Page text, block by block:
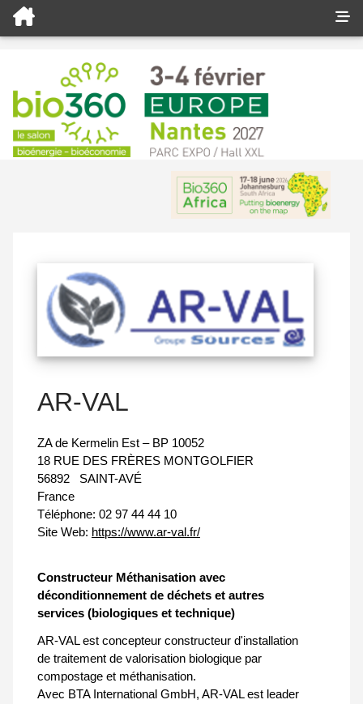
AR-VAL
ZA de Kermelin Est – BP 10052
18 RUE DES FRÈRES MONTGOLFIER
56892
SAINT-AVÉ
France
Téléphone: 02 97 44 44 10
Site Web: https://www.ar-val.fr/
Constructeur Méthanisation avec
déconditionnement de déchets et autres
services (biologiques et technique)
AR-VAL est concepteur constructeur d'installation
de traitement de valorisation biologique par
compostage et méthanisation.
Avec BTA International GmbH, AR-VAL est leader